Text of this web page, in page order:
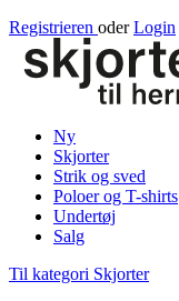
Registrieren oder Login
Ny
Skjorter
Strik og sved
Poloer og T-shirts
Undertøj
Salg
Til kategori Skjorter